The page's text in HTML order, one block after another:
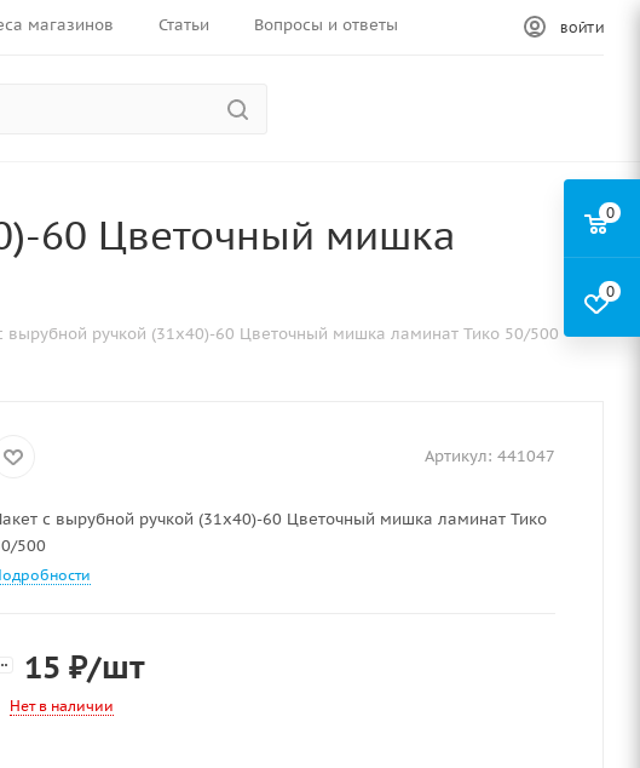
магазинов Статьи Вопросы и ответы ВОЙТИ
60 Цветочный мишка
вырубной ручкой (31х40)-60 Цветочный мишка ламинат Тико 50/500
Артикул: 441047
с вырубной ручкой (31х40)-60 Цветочный мишка ламинат Тико
500
15 ₽/шт
Нет в наличии
0
0